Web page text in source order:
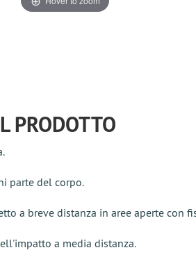
PRODOTTO
parte del corpo.
a breve distanza in aree aperte con
a media distanza.